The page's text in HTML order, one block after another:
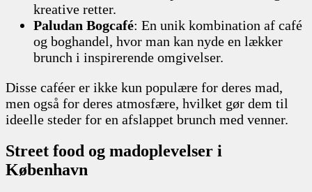
kreative retter.
Paludan Bogcafé: En unik kombination af café
og boghandel, hvor man kan nyde en lækker
brunch i inspirerende omgivelser.
Disse caféer er ikke kun populære for deres mad,
men også for deres atmosfære, hvilket gør dem til
ideelle steder for en afslappet brunch med venner.
Street food og madoplevelser i
København